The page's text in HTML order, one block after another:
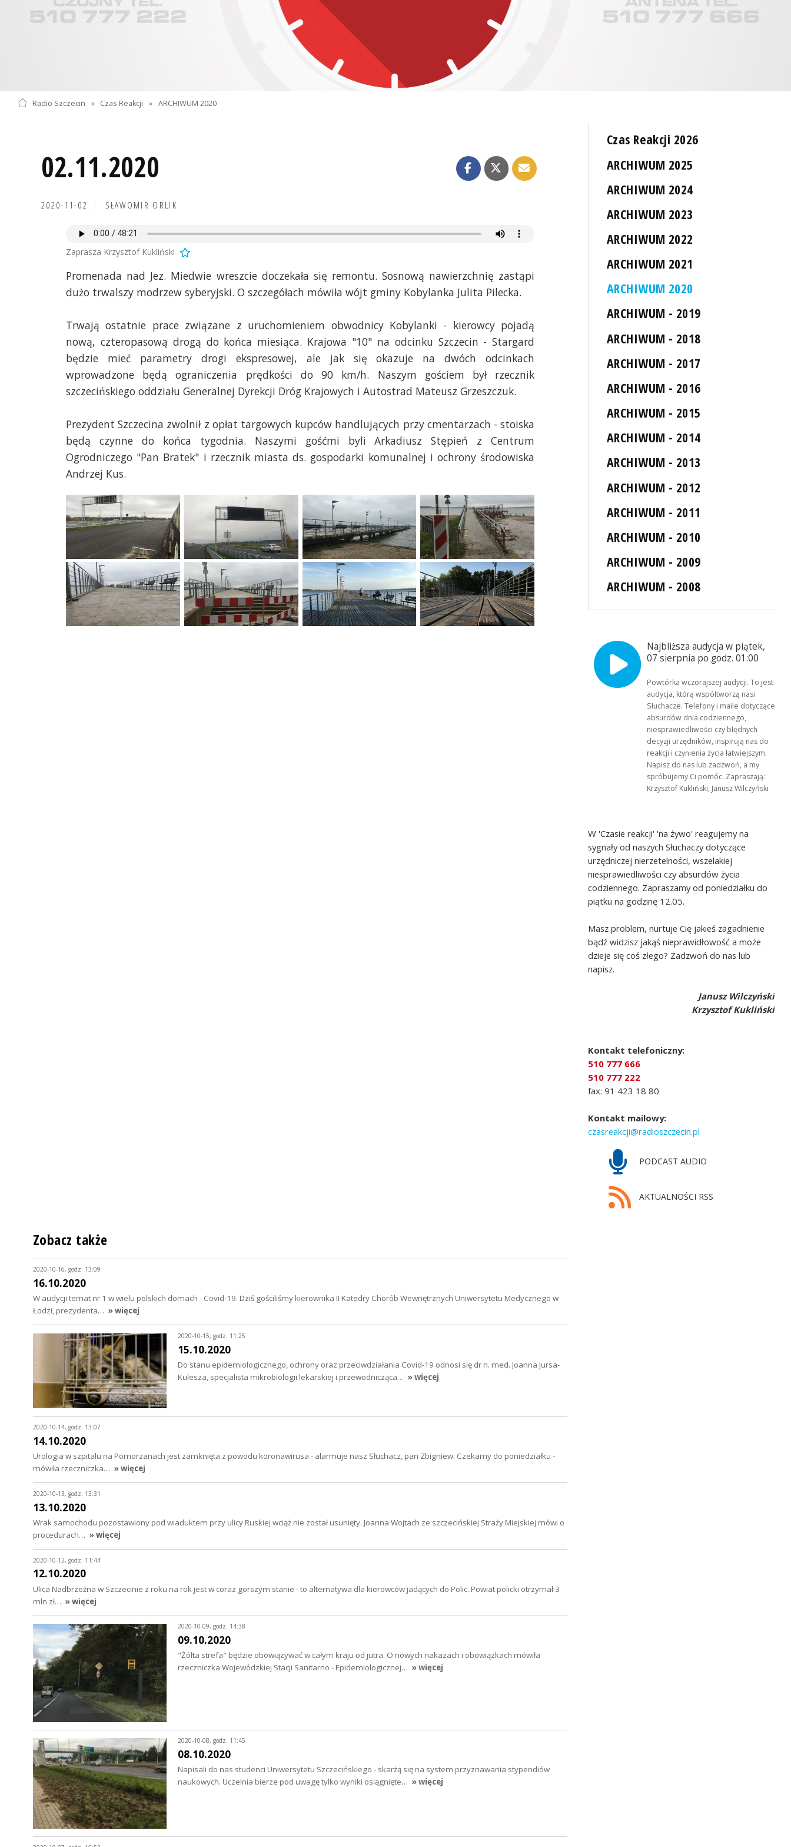
Radio Szczecin » Czas Reakcji » ARCHIWUM 2020
02.11.2020
2020-11-02 SŁAWOMIR ORLIK
Zaprasza Krzysztof Kukliński
Promenada nad Jez. Miedwie wreszcie doczekała się remontu. Sosnową nawierzchnię zastąpi
dużo trwalszy modrzew syberyjski. O szczegółach mówiła wójt gminy Kobylanka Julita Pilecka.
Trwają ostatnie prace związane z uruchomieniem obwodnicy Kobylanki - kierowcy pojadą
nową, czteropasową drogą do końca miesiąca. Krajowa "10" na odcinku Szczecin - Stargard
będzie mieć parametry drogi ekspresowej, ale jak się okazuje na dwóch odcinkach
wprowadzone będą ograniczenia prędkości do 90 km/h. Naszym gościem był rzecznik
szczecińskiego oddziału Generalnej Dyrekcji Dróg Krajowych i Autostrad Mateusz Grzeszczuk.
Prezydent Szczecina zwolnił z opłat targowych kupców handlujących przy cmentarzach - stoiska
będą czynne do końca tygodnia. Naszymi gośćmi byli Arkadiusz Stępień z Centrum
Ogrodniczego "Pan Bratek" i rzecznik miasta ds. gospodarki komunalnej i ochrony środowiska
Andrzej Kus.
Czas Reakcji 2026
ARCHIWUM 2025
ARCHIWUM 2024
ARCHIWUM 2023
ARCHIWUM 2022
ARCHIWUM 2021
ARCHIWUM 2020
ARCHIWUM - 2019
ARCHIWUM - 2018
ARCHIWUM - 2017
ARCHIWUM - 2016
ARCHIWUM - 2015
ARCHIWUM - 2014
ARCHIWUM - 2013
ARCHIWUM - 2012
ARCHIWUM - 2011
ARCHIWUM - 2010
ARCHIWUM - 2009
ARCHIWUM - 2008
Najbliższa audycja w piątek,
07 sierpnia po godz. 01:00
Powtórka wczorajszej audycji. To jest
audycja, którą współtworzą nasi
Słuchacze. Telefony i maile dotyczące
absurdów dnia codziennego,
niesprawiedliwości czy błędnych
decyzji urzędników, inspirują nas do
reakcji i czynienia życia łatwiejszym.
Napisz do nas lub zadzwoń, a my
spróbujemy Ci pomóc. Zapraszają:
Krzysztof Kukliński, Janusz Wilczyński
W 'Czasie reakcji' 'na żywo' reagujemy na
sygnały od naszych Słuchaczy dotyczące
urzędniczej nierzetelności, wszelakiej
niesprawiedliwości czy absurdów życia
codziennego. Zapraszamy od poniedziałku do
piątku na godzinę 12.05.
Masz problem, nurtuje Cię jakieś zagadnienie
bądź widzisz jakąś nieprawidłowość a może
dzieje się coś złego? Zadzwoń do nas lub
napisz.
Janusz Wilczyński
Krzysztof Kukliński
Kontakt telefoniczny:
510 777 666
510 777 222
fax: 91 423 18 80
Kontakt mailowy:
czasreakcji@radioszczecin.pl
PODCAST AUDIO
AKTUALNOŚCI RSS
Zobacz także
2020-10-16, godz. 13:09
16.10.2020
W audycji temat nr 1 w wielu polskich domach - Covid-19. Dziś gościliśmy kierownika II Katedry Chorób Wewnętrznych Uniwersytetu Medycznego w
Łodzi, prezydenta… » więcej
2020-10-15, godz. 11:25
15.10.2020
Do stanu epidemiologicznego, ochrony oraz przeciwdziałania Covid-19 odnosi się dr n. med. Joanna Jursa-
Kulesza, specjalista mikrobiologii lekarskiej i przewodnicząca… » więcej
2020-10-14, godz. 13:07
14.10.2020
Urologia w szpitalu na Pomorzanach jest zamknięta z powodu koronawirusa - alarmuje nasz Słuchacz, pan Zbigniew. Czekamy do poniedziałku -
mówiła rzeczniczka… » więcej
2020-10-13, godz. 13:31
13.10.2020
Wrak samochodu pozostawiony pod wiaduktem przy ulicy Ruskiej wciąż nie został usunięty. Joanna Wojtach ze szczecińskiej Straży Miejskiej mówi o
procedurach… » więcej
2020-10-12, godz. 11:44
12.10.2020
Ulica Nadbrzeżna w Szczecinie z roku na rok jest w coraz gorszym stanie - to alternatywa dla kierowców jadących do Polic. Powiat policki otrzymał 3
mln zł… » więcej
2020-10-09, godz. 14:38
09.10.2020
"Żółta strefa" będzie obowiązywać w całym kraju od jutra. O nowych nakazach i obowiązkach mówiła
rzeczniczka Wojewódzkiej Stacji Sanitarno - Epidemiologicznej… » więcej
2020-10-08, godz. 11:45
08.10.2020
Napisali do nas studenci Uniwersytetu Szczecińskiego - skarżą się na system przyznawania stypendiów
naukowych. Uczelnia bierze pod uwagę tylko wyniki osiągnięte… » więcej